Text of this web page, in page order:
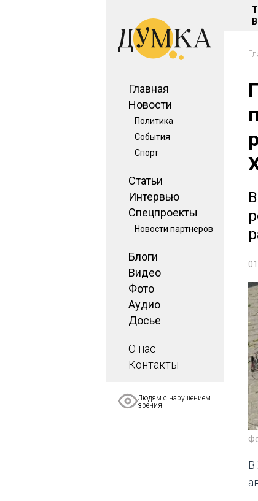
Главная
Новости
Политика
События
Спорт
Статьи
Интервью
Спецпроекты
Новости партнеров
Блоги
Видео
Фото
Аудио
Досье
О нас
Контакты
Людям с нарушением
зрения
В